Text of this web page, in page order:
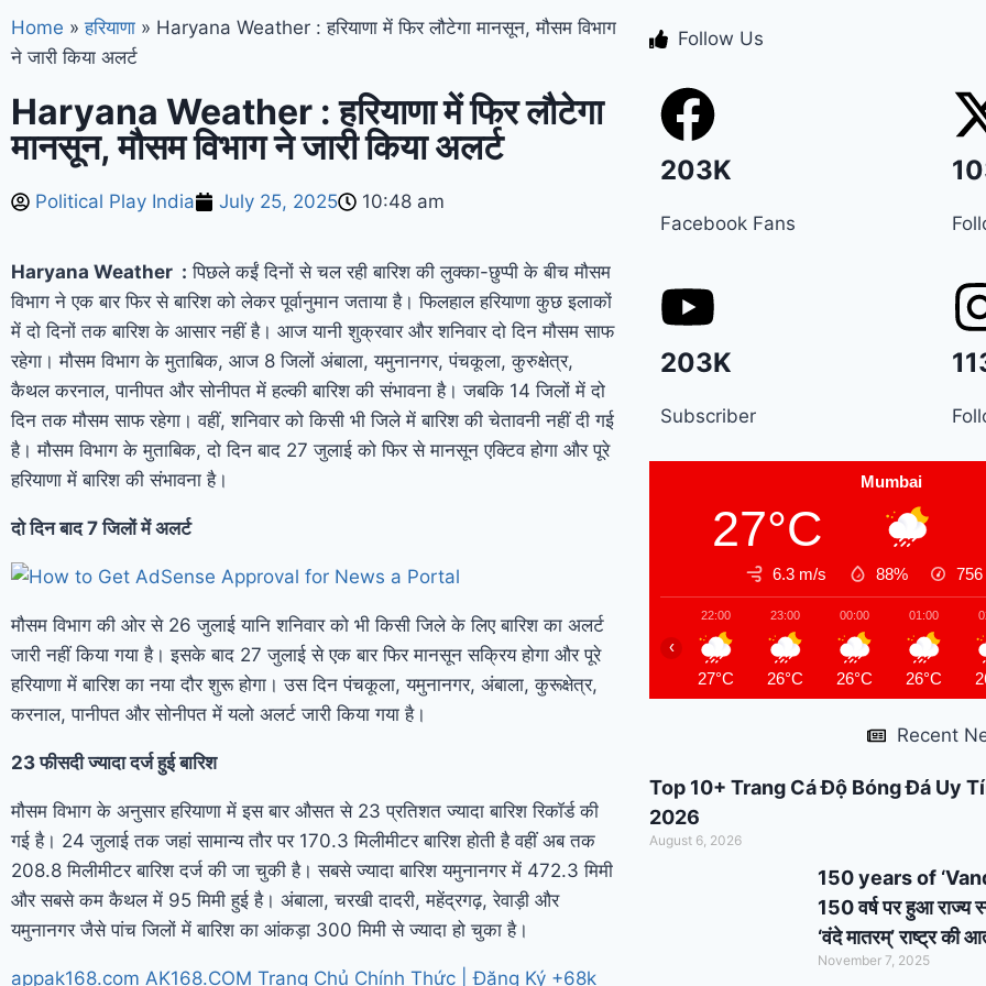
Manesar land scam
हुड्डा को हाईकोर्ट का
झटका, अब CBI की स्पेशल
के किसानों को ‘नायाब’
राहत, CM सैनी ने 6 महीने
के लिए बिजली बिल किया
माफ ! Elderly people
सम्मान और सहारा ! PM
Modi’s Haryana visit
finalized: इस दिन
मोदी, इन कार्यक्रमों में होंगे
शामिल
Home » हरियाणा » Haryana Weather : हरियाणा में फिर लौटेगा मानसून, मौसम विभाग
ने जारी किया अलर्ट
Haryana Weather : हरियाणा में फिर लौटेगा
मानसून, मौसम विभाग ने जारी किया अलर्ट
Political Play India July 25, 2025 10:48 am
Haryana Weather : पिछले कईं दिनों से चल रही बारिश की लुक्का-छुप्पी के बीच मौसम
विभाग ने एक बार फिर से बारिश को लेकर पूर्वानुमान जताया है। फिलहाल हरियाणा कुछ इलाकों
में दो दिनों तक बारिश के आसार नहीं है। आज यानी शुक्रवार और शनिवार दो दिन मौसम साफ
रहेगा। मौसम विभाग के मुताबिक, आज 8 जिलों अंबाला, यमुनानगर, पंचकूला, कुरुक्षेत्र,
कैथल करनाल, पानीपत और सोनीपत में हल्की बारिश की संभावना है। जबकि 14 जिलों में दो
दिन तक मौसम साफ रहेगा। वहीं, शनिवार को किसी भी जिले में बारिश की चेतावनी नहीं दी गई
है। मौसम विभाग के मुताबिक, दो दिन बाद 27 जुलाई को फिर से मानसून एक्टिव होगा और पूरे
हरियाणा में बारिश की संभावना है।
दो दिन बाद 7 जिलों में अलर्ट
मौसम विभाग की ओर से 26 जुलाई यानि शनिवार को भी किसी जिले के लिए बारिश का अलर्ट
जारी नहीं किया गया है। इसके बाद 27 जुलाई से एक बार फिर मानसून सक्रिय होगा और पूरे
हरियाणा में बारिश का नया दौर शुरू होगा। उस दिन पंचकूला, यमुनानगर, अंबाला, कुरूक्षेत्र,
करनाल, पानीपत और सोनीपत में यलो अलर्ट जारी किया गया है।
23 फीसदी ज्यादा दर्ज हुई बारिश
मौसम विभाग के अनुसार हरियाणा में इस बार औसत से 23 प्रतिशत ज्यादा बारिश रिकॉर्ड की
गई है। 24 जुलाई तक जहां सामान्य तौर पर 170.3 मिलीमीटर बारिश होती है वहीं अब तक
208.8 मिलीमीटर बारिश दर्ज की जा चुकी है। सबसे ज्यादा बारिश यमुनानगर में 472.3 मिमी
और सबसे कम कैथल में 95 मिमी हुई है। अंबाला, चरखी दादरी, महेंद्रगढ़, रेवाड़ी और
यमुनानगर जैसे पांच जिलों में बारिश का आंकड़ा 300 मिमी से ज्यादा हो चुका है।
appak168.com AK168.COM Trang Chủ Chính Thức | Đăng Ký +68k
Follow Us
203K
Facebook Fans
203K
Subscriber
Mumbai
27°C
6.3 m/s 88% 756
22:00
27°C
23:00
26°C
00:00
26°C
01:00
26°C
‹
Recent
Top 10+ Trang Cá Độ Bóng Đá Uy
2026
August 6, 2026
150 years of
150 वर्ष पर हुआ राज्य
‘वंदे मातरम्’ राष्ट्र की
November 7, 2025